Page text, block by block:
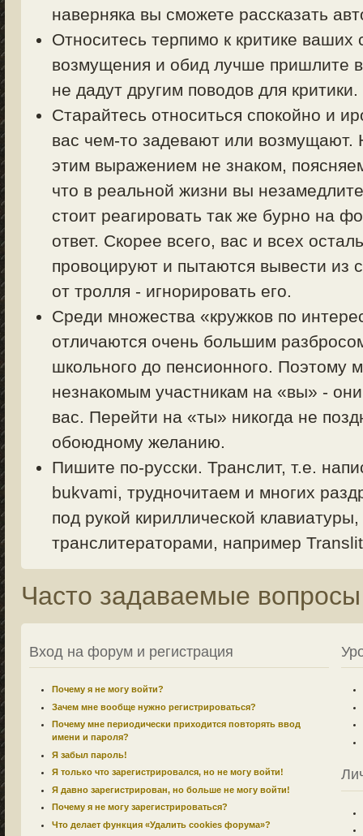
наверняка вы сможете рассказать
Относитесь терпимо к критике
возмущения и обид лучше пришлите
не дадут другим поводов для критики.
Старайтесь относиться спокойно и
вас чем-то задевают или возмущают.
этим выражением не знаком,
что в реальной жизни вы
стоит реагировать так же бурно на
ответ. Скорее всего, вас и всех
провоцируют и пытаются вывести из
от тролля - игнорировать его.
Среди множества «кружков по
отличаются очень большим
школьного до пенсионного. Поэтому
незнакомым участникам на «вы» -
вас. Перейти на «ты» никогда не
обоюдному желанию.
Пишите по-русски. Транслит, т.е.
bukvami, трудночитаем и многих
под рукой кириллической
транслитераторами, например
Часто задаваемые вопросы
Вход на форум и регистрация
Почему я не могу войти?
Зачем мне вообще нужно регистрироваться?
Почему мне периодически приходится повторять ввод
имени и пароля?
Я забыл пароль!
Я только что зарегистрировался, но не могу войти!
Я давно зарегистрирован, но больше не могу войти!
Почему я не могу зарегистрироваться?
Что делает функция «Удалить cookies форума»?